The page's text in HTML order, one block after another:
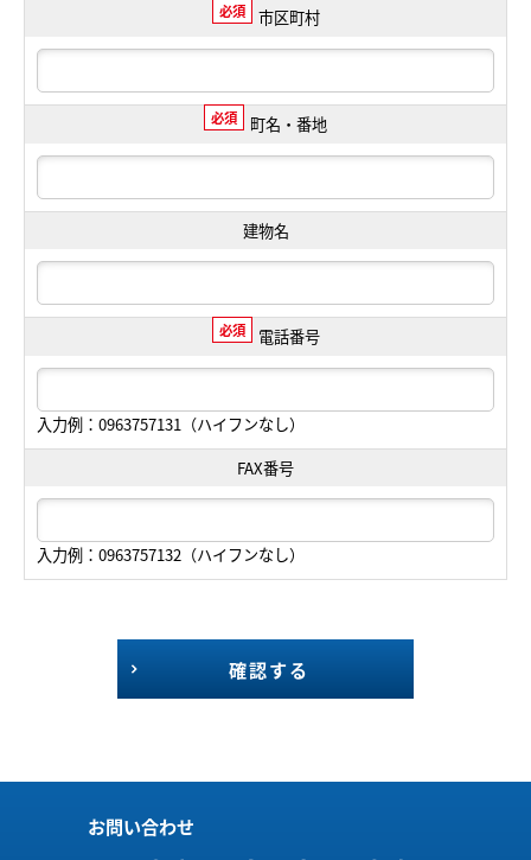
必須 市区町村
必須 町名・番地
建物名
必須 電話番号
入力例：0963757131（ハイフンなし）
FAX番号
入力例：0963757132（ハイフンなし）
確認する
お問い合わせ